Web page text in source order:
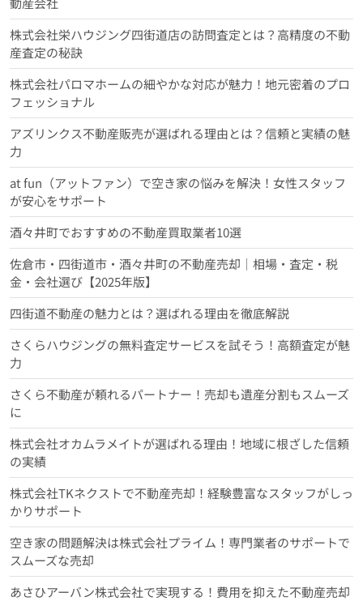
株式会社栄ハウジング四街道店の訪問査定とは？高精度の不動
産査定の秘訣
株式会社パロマホームの細やかな対応が魅力！地元密着のプロ
フェッショナル
アズリンクス不動産販売が選ばれる理由とは？信頼と実績の魅
力
at fun（アットファン）で空き家の悩みを解決！女性スタッフ
が安心をサポート
酒々井町でおすすめの不動産買取業者10選
佐倉市・四街道市・酒々井町の不動産売却｜相場・査定・税
金・会社選び【2025年版】
四街道不動産の魅力とは？選ばれる理由を徹底解説
さくらハウジングの無料査定サービスを試そう！高額査定が魅
力
さくら不動産が頼れるパートナー！売却も遺産分割もスムーズ
に
株式会社オカムラメイトが選ばれる理由！地域に根ざした信頼
の実績
株式会社TKネクストで不動産売却！経験豊富なスタッフがしっ
かりサポート
空き家の問題解決は株式会社プライム！専門業者のサポートで
スムーズな売却
あさひアーバン株式会社で実現する！費用を抑えた不動産売却